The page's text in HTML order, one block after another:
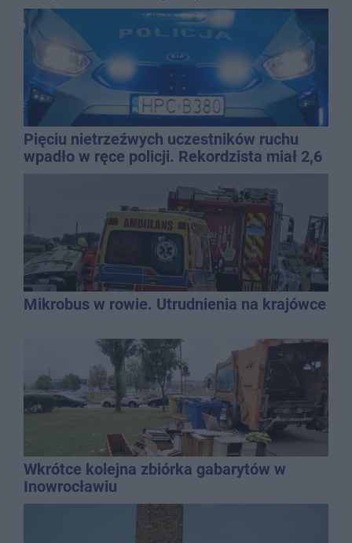
dolewkę
Pięciu nietrzeźwych uczestników ruchu
wpadło w ręce policji. Rekordzista miał 2,6
Mikrobus w rowie. Utrudnienia na krajówce
Wkrótce kolejna zbiórka gabarytów w
Inowrocławiu